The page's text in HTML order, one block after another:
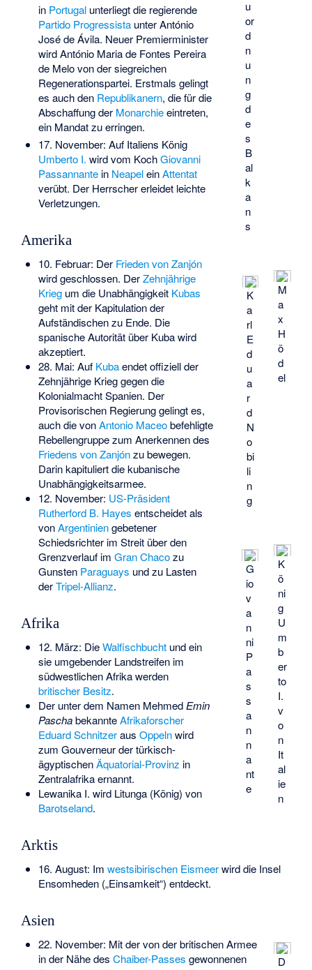
u
or
d
n
u
n
g
d
e
s
B
al
k
a
n
s
M
a
x
H
ö
d
el
K
a
rl
E
d
u
a
r
d
N
o
bi
li
n
g
K
ö
ni
g
U
m
b
er
to
I.
v
o
n
It
al
ie
n
in Portugalunterliegt die regierende
Partido Progressistaunter António
José de Ávila. Neuer Premierminister
wird António Maria de Fontes Pereira
de Melo von der siegreichen
Regenerationspartei. Erstmals gelingt
es auch den Republikanern, die für die
Abschaffung der Monarchieeintreten,
ein Mandat zu erringen.
G
io
v
a
n
ni
P
a
s
s
a
n
n
a
nt
e
17. November: Auf Italiens König
Umberto I. wird vom KochGiovanni
Passannantein NeapeleinAttentat
verübt. Der Herrscher erleidet leichte
Verletzungen.
Amerika
10. Februar: Der Frieden von Zanjón
wird geschlossen. DerZehnjährige
Kriegum die Unabhängigkeit Kubas
geht mit der Kapitulation der
Aufständischen zu Ende. Die
spanische Autorität über Kuba wird
akzeptiert.
28. Mai: Auf Kubaendet offiziell der
Zehnjährige Krieg gegen die
Kolonialmacht Spanien. Der
Provisorischen Regierung gelingt es,
auch die vonAntonio Maceobefehligte
Rebellengruppe zum Anerkennen des
Friedens von Zanjónzu bewegen.
Darin kapituliert die kubanische
Unabhängigkeitsarmee.
12. November: US-Präsident
Rutherford B. Hayes entscheidet als
vonArgentiniengebetener
Schiedsrichter im Streit über den
Grenzverlauf im Gran Chacozu
Gunsten Paraguays und zu Lasten
derTripel-Allianz.
Afrika
12. März: DieWalfischbuchtund ein
sie umgebender Landstreifen im
südwestlichen Afrika werden
britischer Besitz.
Der unter dem Namen Mehmed Emin
PaschabekannteAfrikaforscher
Eduard Schnitzeraus Oppelnwird
zum Gouverneur der türkisch-
ägyptischenÄquatorial-Provinz in
Zentralafrika ernannt.
Lewanika I. wird Litunga(König) von
Barotseland.
Arktis
16. August: Im westsibirischen Eismeerwird die Insel
Ensomheden(„Einsamkeit“) entdeckt.
Asien
D
22. November: Mit der von der britischen Armee
in der Nähe des Chaiber-Passes gewonnenen